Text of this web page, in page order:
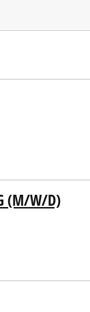
(M/W/D)